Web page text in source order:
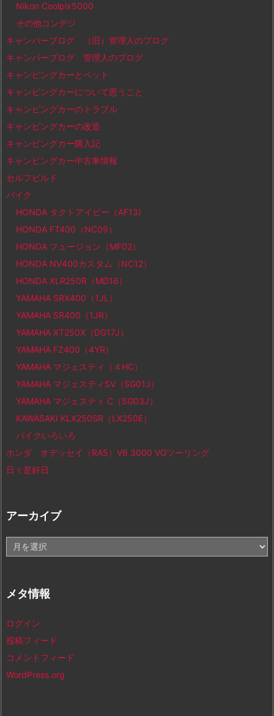
Nikon Coolpix5000
その他コンデジ
キャンパーブログ （旧）管理人のブログ
キャンパーブログ 管理人のブログ
キャンピングカーとペット
キャンピングカーについて思うこと
キャンピングカーのトラブル
キャンピングカーの改造
キャンピングカー購入記
キャンピングカー中古車情報
セルフビルド
バイク
HONDA タクトアイビー（AF13)
HONDA FT400（NC09）
HONDA フュージョン（MF02）
HONDA NV400カスタム（NC12）
HONDA XLR250R（MD16）
YAMAHA SRX400（1JL）
YAMAHA SR400（1JR）
YAMAHA XT250X（DG17J）
YAMAHA FZ400（4YR）
YAMAHA マジェスティ（４HC）
YAMAHA マジェスティSV（SG01J）
YAMAHA マジェスティ C（SG03J）
KAWASAKI KLX250SR（LX250E）
バイクいろいろ
ホンダ オデッセイ（RA5）V6 3000 VGツーリング
日々是好日
アーカイブ
ー
ブ
メタ情報
ログイン
投稿フィード
コメントフィード
WordPress.org